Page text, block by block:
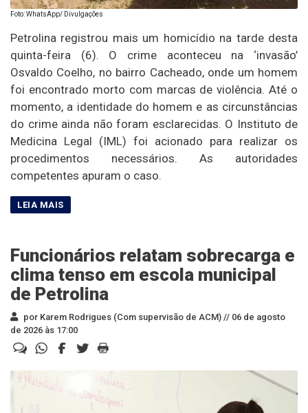
Foto: WhatsApp/ Divulgações
Petrolina registrou mais um homicídio na tarde desta
quinta-feira (6). O crime aconteceu na ‘invasão’
Osvaldo Coelho, no bairro Cacheado, onde um homem
foi encontrado morto com marcas de violência. Até o
momento, a identidade do homem e as circunstâncias
do crime ainda não foram esclarecidas. O Instituto de
Medicina Legal (IML) foi acionado para realizar os
procedimentos necessários. As autoridades
competentes apuram o caso.
Funcionários relatam sobrecarga e
clima tenso em escola municipal
de Petrolina
por Karem Rodrigues (Com supervisão de ACM) // 06 de agosto
de 2026 às 17:00